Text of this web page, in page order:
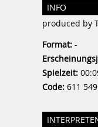
INFO
produced by
Format: -
Spielzeit:
Code: 611 549